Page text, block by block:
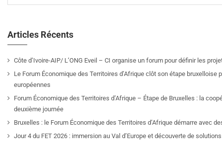
Articles Récents
Côte d’Ivoire-AIP/ L’ONG Eveil – CI organise un forum pour définir les
Le Forum Économique des Territoires d’Afrique clôt son étape
européennes
Forum Économique des Territoires d’Afrique – Étape de Bruxelles : la
deuxième journée
Bruxelles : le Forum Économique des Territoires d’Afrique démarre avec
Jour 4 du FET 2026 : immersion au Val d’Europe et découverte de